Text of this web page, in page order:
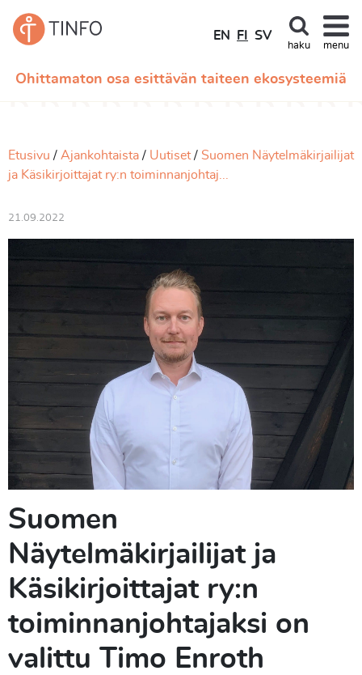
Ohittamaton osa esittävän taiteen ekosysteemiä
EN FI SV
haku menu
Etusivu Ajankohtaista Uutiset
Suomen Näytelmäkirjailijat
ja Käsikirjoittajat ry:n toiminnanjohtaj...
21.09.2022
Suomen
Näytelmäkirjailijat ja
Käsikirjoittajat ry:n
toiminnanjohtajaksi on
valittu Timo Enroth